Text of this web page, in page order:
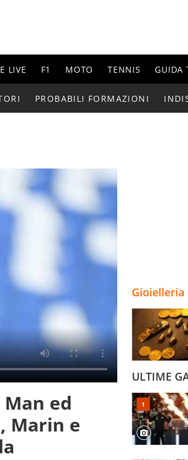
LIVE F1 MOTO TENNIS GUIDA
PROBABILI FORMAZIONI
ed
Marin e
Gioielleria
ULTIME